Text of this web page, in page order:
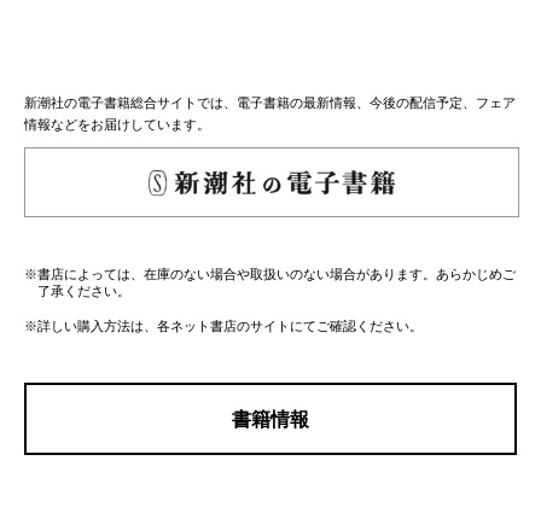
新潮社の電子書籍総合サイトでは、電子書籍の最新情報、今後の配信予定、フェア
情報などをお届けしています。
※書店によっては、在庫のない場合や取扱いのない場合があります。あらかじめご
了承ください。
※詳しい購入方法は、各ネット書店のサイトにてご確認ください。
書籍情報